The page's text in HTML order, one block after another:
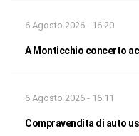
6 Agosto 2026 - 16:20
A Monticchio concerto
6 Agosto 2026 - 16:11
Compravendita di auto